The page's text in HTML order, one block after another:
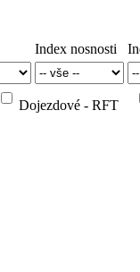
Index nosnosti
Dojezdové - RFT